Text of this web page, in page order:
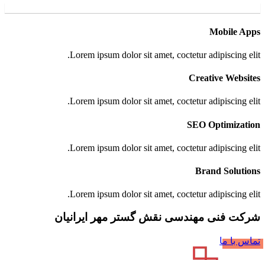
Mobile Apps
Lorem ipsum dolor sit amet, coctetur adipiscing elit.
Creative Websites
Lorem ipsum dolor sit amet, coctetur adipiscing elit.
SEO Optimization
Lorem ipsum dolor sit amet, coctetur adipiscing elit.
Brand Solutions
Lorem ipsum dolor sit amet, coctetur adipiscing elit.
شرکت فنی مهندسی نقش گستر مهر ایرانیان
تماس با ما